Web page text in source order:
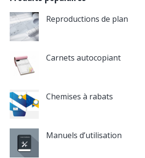
Reproductions de plan
Carnets autocopiant
Chemises à rabats
Manuels d’utilisation